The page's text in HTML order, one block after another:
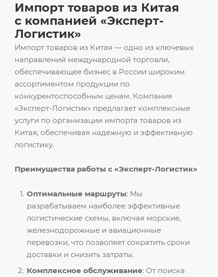
Импорт товаров из Китая — одно из ключевых
направлений международной торговли,
обеспечивающее бизнес в России широким
ассортиментом продукции по
конкурентоспособным ценам. Компания
«Эксперт-Логистик» предлагает комплексные
услуги по организации импорта товаров из
Китая, обеспечивая надежную и эффективную
логистику.
Преимущества работы с «Эксперт-Логистик»
Оптимальные маршруты: Мы
разрабатываем наиболее эффективные
логистические схемы, включая морские,
железнодорожные и авиационные
перевозки, что позволяет сократить сроки
доставки и снизить затраты.
Комплексное обслуживание: От поиска
Импорт товаров из Китая
с компанией «Эксперт-
Логистик»